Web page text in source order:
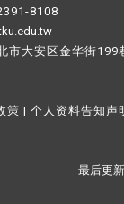
8108
市大安区金华街199
策 | 个人资料告知声
最后更